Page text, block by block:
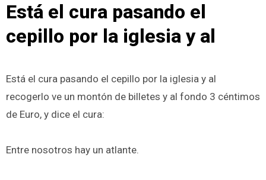
Está el cura pasando el
cepillo por la iglesia y al
Está el cura pasando el cepillo por la iglesia y al
recogerlo ve un montón de billetes y al fondo 3 céntimos
de Euro, y dice el cura:
Entre nosotros hay un atlante.